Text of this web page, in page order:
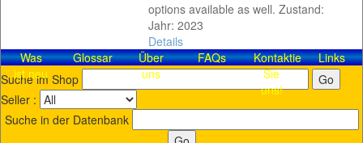
options available as well. Zustand:
Jahr: 2023
Details
Was
ist neu
Glossar
Über
uns
FAQs
Kontaktieren
Sie
uns!
Links
Suche im Shop
Seller :
Suche in der Datenbank